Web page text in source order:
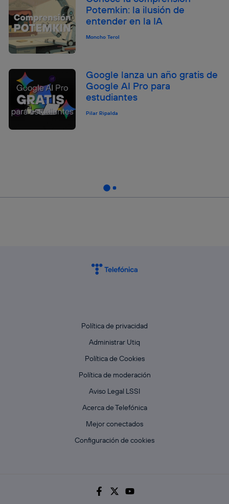
Potemkin: la ilusión de
entender en la IA
Moncho Terol
Google lanza un año gratis de
Google AI Pro para
estudiantes
Pilar Ripalda
Política de privacidad
Administrar Utiq
Política de Cookies
Política de moderación
Aviso Legal LSSI
Acerca de Telefónica
Mejor conectados
Configuración de cookies